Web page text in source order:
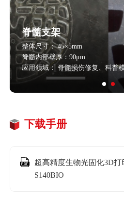
脊髓支架
整体尺寸： 45×5mm
脊髓内部壁厚：90μm
应用领域： 脊髓损伤修复、科普
下载手册
超高精度生物光固化3D打
S140BIO